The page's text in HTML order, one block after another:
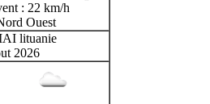
: 22 km/h
Ouest
lituanie
2026